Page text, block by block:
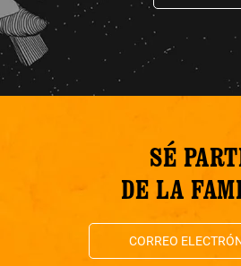
SÉ
DE LA